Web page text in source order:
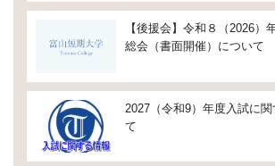
【後援会】令和８（2026
総会（書面開催）について
2027（令和9）年度入試に
て